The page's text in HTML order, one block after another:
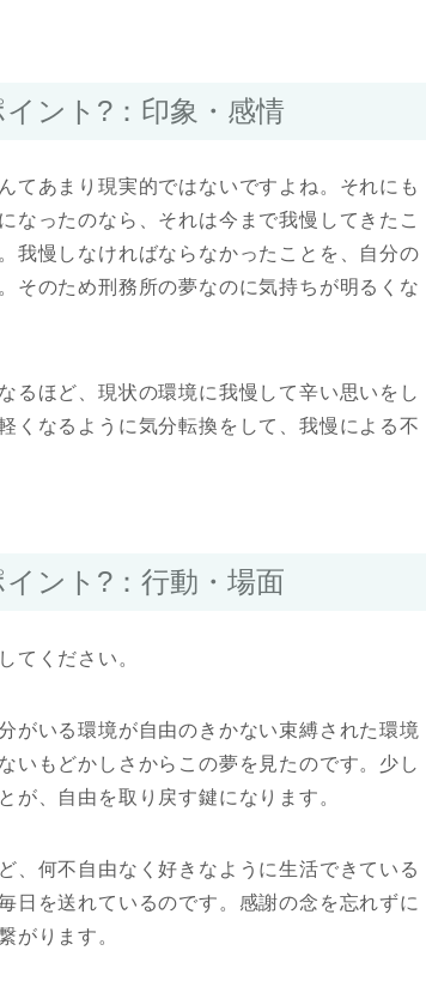
ント?：印象・感情
てあまり現実的ではないですよね。それにも
なったのなら、それは今まで我慢してきたこ
我慢しなければならなかったことを、自分の
そのため刑務所の夢なのに気持ちが明るくな
るほど、現状の環境に我慢して辛い思いをし
くなるように気分転換をして、我慢による不
ント?：行動・場面
てください。
がいる環境が自由のきかない束縛された環境
いもどかしさからこの夢を見たのです。少し
が、自由を取り戻す鍵になります。
、何不自由なく好きなように生活できている
日を送れているのです。感謝の念を忘れずに
がります。